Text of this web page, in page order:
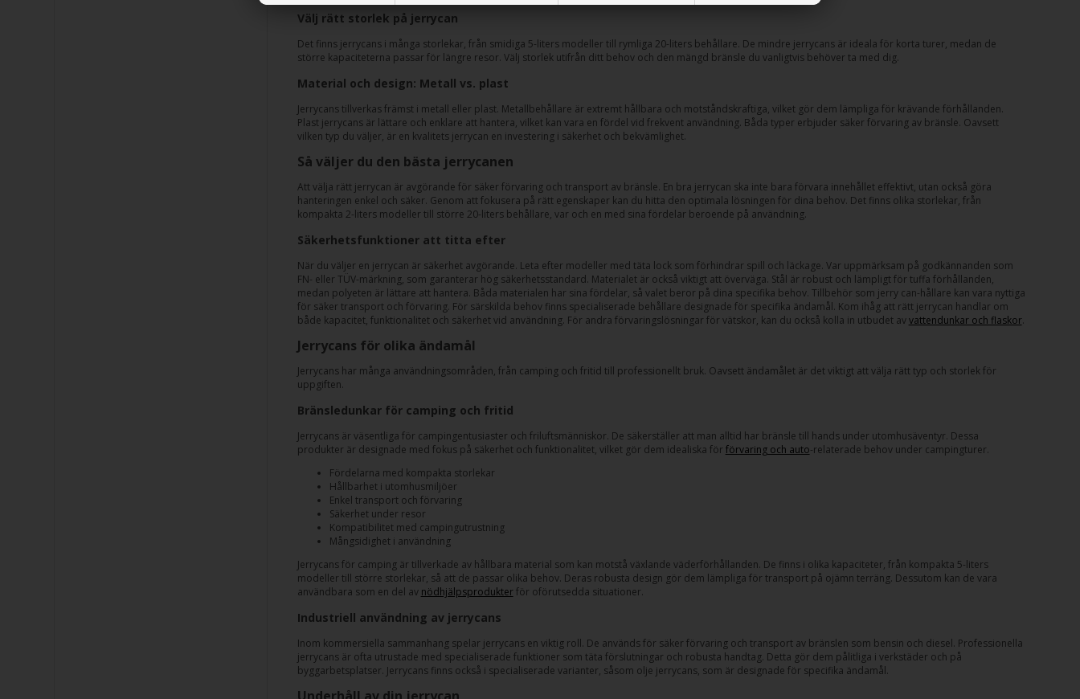
Välj rätt storlek på jerrycan
Det finns jerrycans i många storlekar, från smidiga 5-liters modeller till rymliga 20-liters behållare. De mindre jerrycans är ideala för korta turer, medan de
större kapaciteterna passar för längre resor. Välj storlek utifrån ditt behov och den mängd bränsle du vanligtvis behöver ta med dig.
Material och design: Metall vs. plast
Jerrycans tillverkas främst i metall eller plast. Metallbehållare är extremt hållbara och motståndskraftiga, vilket gör dem lämpliga för krävande förhållanden.
Plast jerrycans är lättare och enklare att hantera, vilket kan vara en fördel vid frekvent användning. Båda typer erbjuder säker förvaring av bränsle. Oavsett
vilken typ du väljer, är en kvalitets jerrycan en investering i säkerhet och bekvämlighet.
Så väljer du den bästa jerrycanen
Att välja rätt jerrycan är avgörande för säker förvaring och transport av bränsle. En bra jerrycan ska inte bara förvara innehållet effektivt, utan också göra
hanteringen enkel och säker. Genom att fokusera på rätt egenskaper kan du hitta den optimala lösningen för dina behov. Det finns olika storlekar, från
kompakta 2-liters modeller till större 20-liters behållare, var och en med sina fördelar beroende på användning.
Säkerhetsfunktioner att titta efter
När du väljer en jerrycan är säkerhet avgörande. Leta efter modeller med täta lock som förhindrar spill och läckage. Var uppmärksam på godkännanden som
FN- eller TÜV-märkning, som garanterar hög säkerhetsstandard. Materialet är också viktigt att överväga. Stål är robust och lämpligt för tuffa förhållanden,
medan polyeten är lättare att hantera. Båda materialen har sina fördelar, så valet beror på dina specifika behov. Tillbehör som jerry can-hållare kan vara nyttiga
för säker transport och förvaring. För särskilda behov finns specialiserade behållare designade för specifika ändamål. Kom ihåg att rätt jerrycan handlar om
både kapacitet, funktionalitet och säkerhet vid användning. För andra förvaringslösningar för vätskor, kan du också kolla in utbudet avvattendunkar och flaskor.
Jerrycans för olika ändamål
Jerrycans har många användningsområden, från camping och fritid till professionellt bruk. Oavsett ändamålet är det viktigt att välja rätt typ och storlek för
uppgiften.
Bränsledunkar för camping och fritid
Jerrycans är väsentliga för campingentusiaster och friluftsmänniskor. De säkerställer att man alltid har bränsle till hands under utomhusäventyr. Dessa
produkter är designade med fokus på säkerhet och funktionalitet, vilket gör dem idealiska för förvaring och auto-relaterade behov under campingturer.
Fördelarna med kompakta storlekar
Hållbarhet i utomhusmiljöer
Enkel transport och förvaring
Säkerhet under resor
Kompatibilitet med campingutrustning
Mångsidighet i användning
Jerrycans för camping är tillverkade av hållbara material som kan motstå växlande väderförhållanden. De finns i olika kapaciteter, från kompakta 5-liters
modeller till större storlekar, så att de passar olika behov. Deras robusta design gör dem lämpliga för transport på ojämn terräng. Dessutom kan de vara
användbara som en del av nödhjälpsprodukterför oförutsedda situationer.
Industriell användning av jerrycans
Inom kommersiella sammanhang spelar jerrycans en viktig roll. De används för säker förvaring och transport av bränslen som bensin och diesel. Professionella
jerrycans är ofta utrustade med specialiserade funktioner som täta förslutningar och robusta handtag. Detta gör dem pålitliga i verkstäder och på
byggarbetsplatser. Jerrycans finns också i specialiserade varianter, såsom olje jerrycans, som är designade för specifika ändamål.